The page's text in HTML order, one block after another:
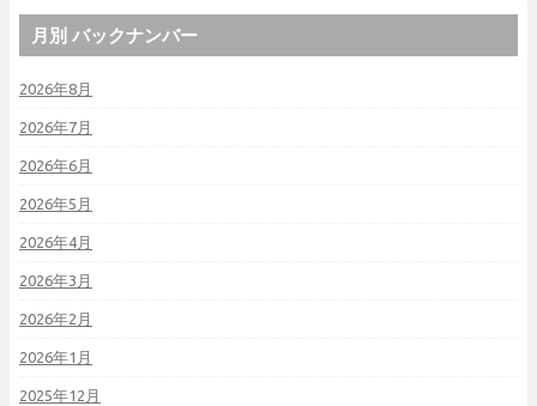
月別 バックナンバー
2026年8月
2026年7月
2026年6月
2026年5月
2026年4月
2026年3月
2026年2月
2026年1月
2025年12月